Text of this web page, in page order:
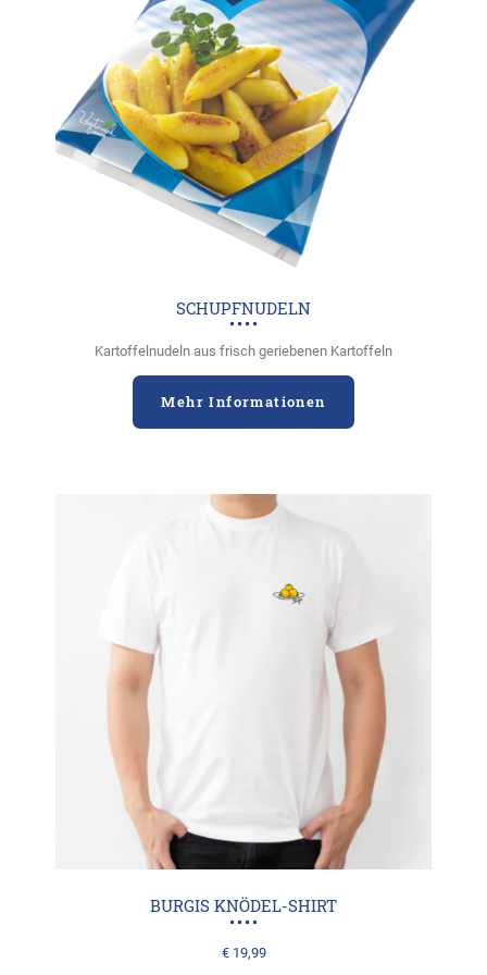
SCHUPFNUDELN
Kartoffelnudeln aus frisch geriebenen Kartoffeln
Mehr Informationen
BURGIS KNÖDEL-SHIRT
€19,99